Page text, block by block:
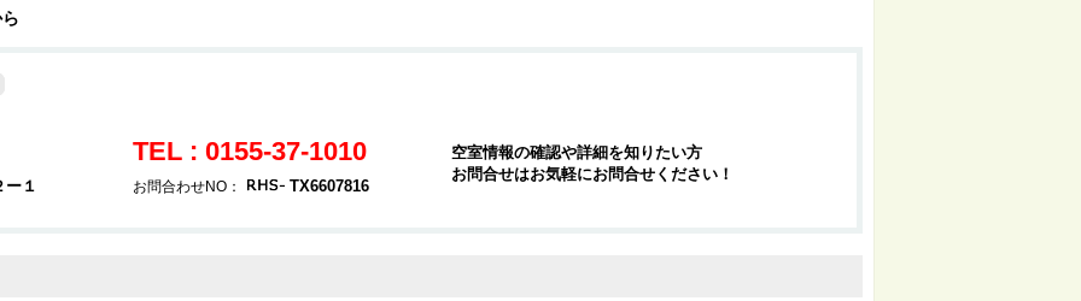
ー１
TEL : 0155-37-1010
お問合わせNO： TX6607816
空室情報の確認や詳細を知りたい方
お問合せはお気軽にお問合せください！